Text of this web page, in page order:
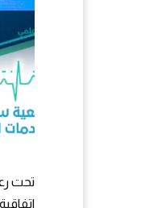
تحت